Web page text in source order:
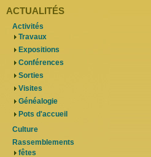
ACTUALITÉS
Activités
Travaux
Expositions
Conférences
Sorties
Visites
Généalogie
Pots d'accueil
Culture
Rassemblements
fêtes